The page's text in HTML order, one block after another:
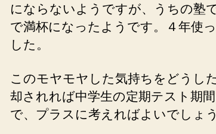
にならないようですが、うちの塾
で満杯になったようです。４年使
した。
このモヤモヤした気持ちをどうし
却されれば中学生の定期テスト期
で、プラスに考えればよいでしょう